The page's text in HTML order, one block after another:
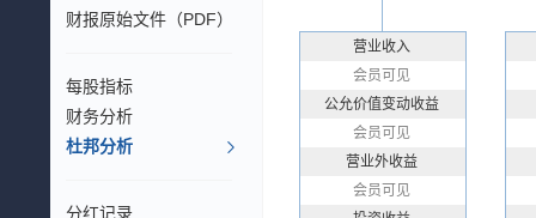
财报原始文件（PDF）
每股指标
财务分析
杜邦分析
分红记录
营业收入
会员可见
公允价值变动收益
会员可见
营业外收益
会员可见